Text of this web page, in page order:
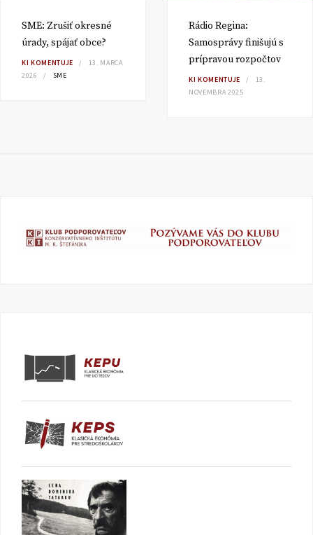
SME: Zrušiť okresné
úrady, spájať obce?
KI KOMENTUJE
13. MARCA
2026
SME
Rádio Regina:
Samosprávy finišujú s
prípravou rozpočtov
KI KOMENTUJE
13.
NOVEMBRA 2025